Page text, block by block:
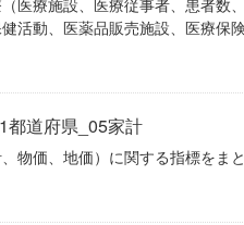
医療施設、医療従事者、患者数
活動、医薬品販売施設、医療保
都道府県_05家計
物価、地価）に関する指標をま